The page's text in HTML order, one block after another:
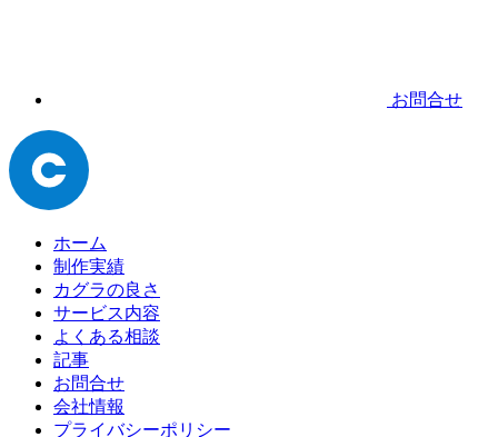
お問合せ
ホーム
制作実績
カグラの良さ
サービス内容
よくある相談
記事
お問合せ
会社情報
プライバシーポリシー